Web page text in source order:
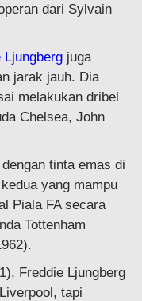
dari Sylvain
Ljungberg juga
jarak jauh. Dia
melakukan dribel
Chelsea, John
tinta emas di
yang mampu
Piala FA secara
Tottenham
Freddie Ljungberg
tapi